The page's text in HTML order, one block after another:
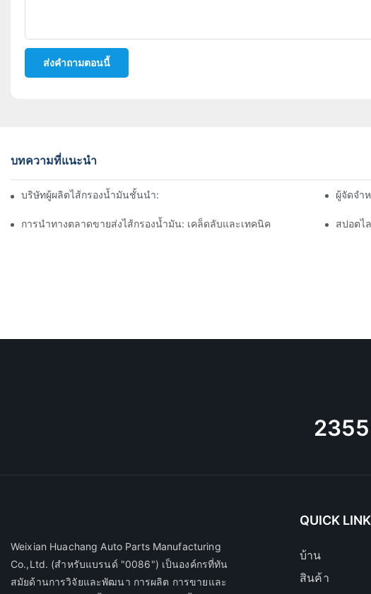
ส่งคำถามตอนนี้
บทความที่แนะนำ
บริษัทผู้ผลิตไส้กรองน้ำมันชั้นนำ: ภาพรวมที่ครอบคลุม ผู้จัดจำ
การนำทางตลาดขายส่งไส้กรองน้ำมัน: เคล็ดลับและเทคนิค สปอตไ
Weixian Huachang Auto Parts Manufacturing
Co.,Ltd. (สำหรับแบรนด์ "0086") เป็นองค์กรที่ทัน
สมัยด้านการวิจัยและพัฒนา การผลิต การขายและ
QUICK
บ้าน
สินค้า